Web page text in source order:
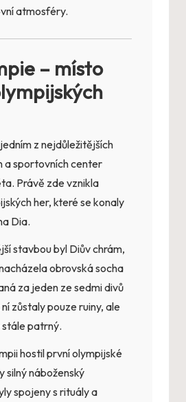
atmosféry.
– místo
z nejdůležitějších
a sportovních center
Právě zde vznikla
her, které se konaly
Dia.
stavbou byl Diův chrám,
obrovská socha
za jeden ze sedmi divů
zůstaly pouze ruiny, ale
patrný.
hostil první olympijské
silný náboženský
spojeny s rituály a